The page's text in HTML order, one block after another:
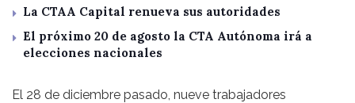
La CTAA Capital renueva sus autoridades
El próximo 20 de agosto la CTA Autónoma irá a
elecciones nacionales
El 28 de diciembre pasado, nueve trabajadores